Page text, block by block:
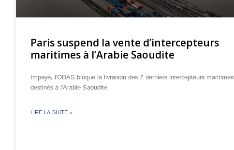
Paris suspend la vente d’intercepteurs
maritimes à l’Arabie Saoudite
Impayé, l’ODAS bloque la livraison des 7 derniers intercepteurs maritimes
destinés à l’Arabie Saoudite
LIRE LA SUITE »